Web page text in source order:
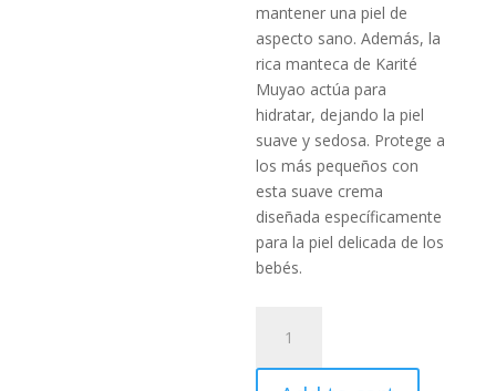
mantener una piel de
aspecto sano. Además, la
rica manteca de Karité
Muyao actúa para
hidratar, dejando la piel
suave y sedosa. Protege a
los más pequeños con
esta suave crema
diseñada específicamente
para la piel delicada de los
bebés.
pañal